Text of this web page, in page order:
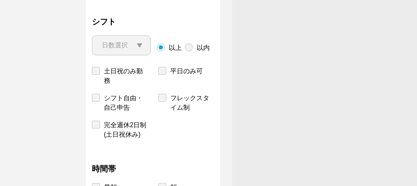
シフト
以上 以内
土日祝のみ勤
務
平日のみ可
シフト自由・
自己申告
フレックスタ
イム制
完全週休2日制
(土日祝休み)
時間帯